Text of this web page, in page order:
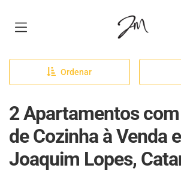
Página inicial
Ordenar
2 Apartamentos
de Cozinha à Venda
Joaquim Lopes,